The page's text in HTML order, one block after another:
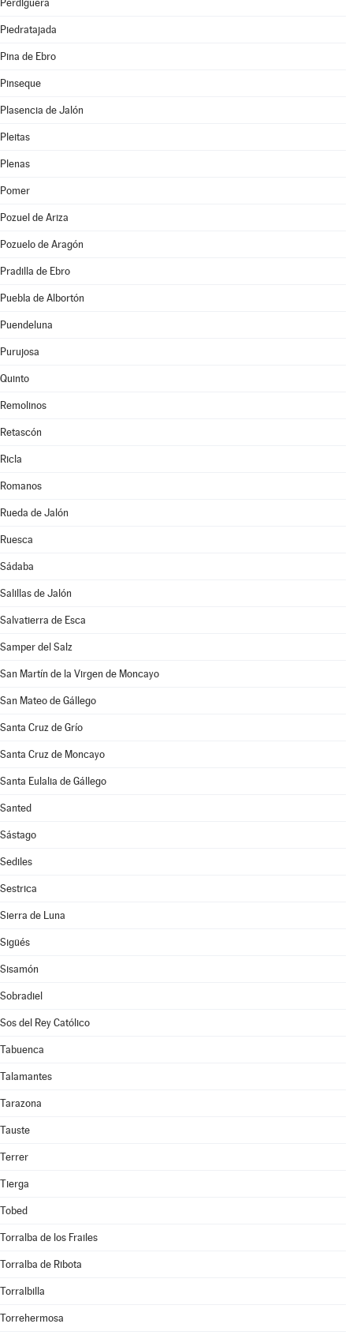
Perdiguera
Piedratajada
Pina de Ebro
Pinseque
Plasencia de Jalón
Pleitas
Plenas
Pomer
Pozuel de Ariza
Pozuelo de Aragón
Pradilla de Ebro
Puebla de Albortón
Puendeluna
Purujosa
Quinto
Remolinos
Retascón
Ricla
Romanos
Rueda de Jalón
Ruesca
Sádaba
Salillas de Jalón
Salvatierra de Esca
Samper del Salz
San Martín de la Virgen de Moncayo
San Mateo de Gállego
Santa Cruz de Grío
Santa Cruz de Moncayo
Santa Eulalia de Gállego
Santed
Sástago
Sediles
Sestrica
Sierra de Luna
Sigüés
Sisamón
Sobradiel
Sos del Rey Católico
Tabuenca
Talamantes
Tarazona
Tauste
Terrer
Tierga
Tobed
Torralba de los Frailes
Torralba de Ribota
Torralbilla
Torrehermosa